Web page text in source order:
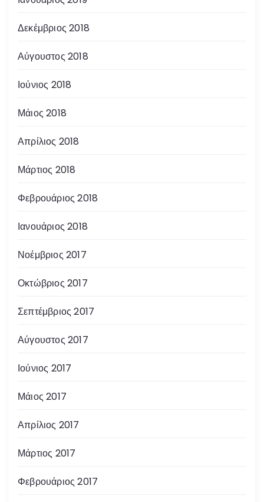
Δεκέμβριος 2018
Αύγουστος 2018
Ιούνιος 2018
Μάιος 2018
Απρίλιος 2018
Μάρτιος 2018
Φεβρουάριος 2018
Ιανουάριος 2018
Νοέμβριος 2017
Οκτώβριος 2017
Σεπτέμβριος 2017
Αύγουστος 2017
Ιούνιος 2017
Μάιος 2017
Απρίλιος 2017
Μάρτιος 2017
Φεβρουάριος 2017